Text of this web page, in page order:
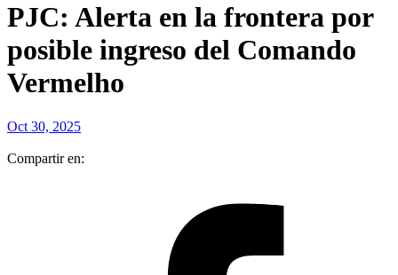
PJC: Alerta en la frontera por
posible ingreso del Comando
Vermelho
Oct 30, 2025
Compartir en: